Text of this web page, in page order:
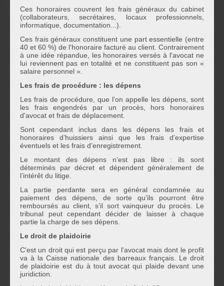
Ces honoraires couvrent les frais généraux du cabinet
(collaborateurs, secrétaires, locaux professionnels,
informatique, documentation...).
Ces frais généraux constituent une part essentielle (entre
40 et 60 %) de l'honoraire facturé au client. Contrairement
à une idée répandue, les honoraires versés à l'avocat ne
lui reviennent pas en totalité et ne constituent pas son «
salaire personnel ».
Les frais de procédure : les dépens
Les frais de procédure, que l'on appelle les dépens, sont
les frais engendrés par un procès, hors honoraires
d'avocat et frais de déplacement.
Sont cependant inclus dans les dépens les frais et
honoraires d’huissiers ainsi que les frais d’expertise
éventuels et les frais d’enregistrement.
Le montant des dépens n’est pas libre : ils sont
déterminés par décret et dépendent généralement de
l’intérêt du litige.
La partie perdante sera en général condamnée au
paiement des dépens, de sorte qu’ils pourront être
remboursés au client, s’il sort vainqueur du procès. Le
tribunal peut cependant décider de laisser à chaque
partie la charge de ses dépens.
Le droit de plaidoirie
C'est un droit qui est perçu par l'avocat mais dont le profit
va à la Caisse nationale des barreaux français. Le droit
de plaidoirie est du à tout avocat qui plaide devant une
juridiction.